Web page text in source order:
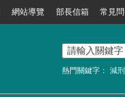
網站導覽 部長信箱 常見
熱門關鍵字： 減刑